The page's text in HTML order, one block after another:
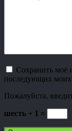
Сохранить моё
последующих моих
Пожалуйста,
шесть + 1 =